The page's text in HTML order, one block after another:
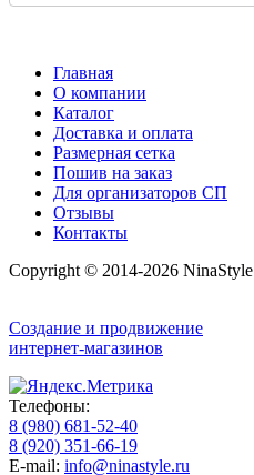
Главная
О компании
Каталог
Доставка и оплата
Размерная сетка
Пошив на заказ
Для организаторов СП
Отзывы
Контакты
Copyright © 2014-2026 NinaStyle
Создание и продвижение
интернет-магазинов
Телефоны:
8 (980) 681-52-40
8 (920) 351-66-19
E-mail: info@ninastyle.ru